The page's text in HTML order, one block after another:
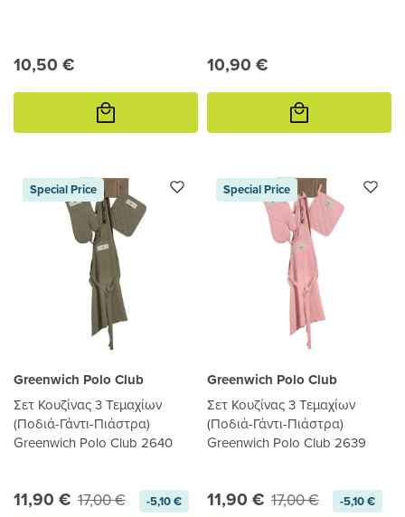
10,50 €
Προσθήκη
καλάθι
10,90 €
Προσθήκη
καλάθι
Special Price
Greenwich Polo Club
Σετ Κουζίνας 3 Τεμαχίων
(Ποδιά-Γάντι-Πιάστρα)
Greenwich Polo Club 2640
11,90 € 17,00 € -5,10 €
Special Price
Greenwich Polo Club
Σετ Κουζίνας 3 Τεμαχίων
(Ποδιά-Γάντι-Πιάστρα)
Greenwich Polo Club 2639
11,90 € 17,00 € -5,10 €